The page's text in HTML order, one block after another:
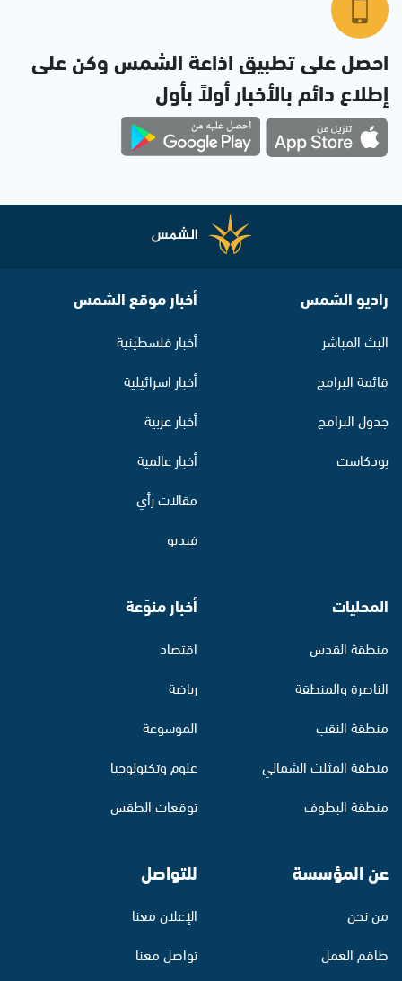
احصل على تطبيق اذاعة الشمس وكن على
إطلاع دائم بالأخبار أولاً بأول
راديو الشمس
البث المباشر
قائمة البرامج
جدول البرامج
بودكاست
أخبار موقع الشمس
أخبار فلسطينية
أخبار اسرائيلية
أخبار عربية
أخبار عالمية
مقالات رأي
فيديو
المحليات
منطقة القدس
الناصرة والمنطقة
منطقة النقب
منطقة المثلث الشمالي
منطقة البطوف
أخبار منوّعة
اقتصاد
رياضة
الموسوعة
علوم وتكنولوجيا
توقعات الطقس
عن المؤسسة
من نحن
طاقم العمل
للتواصل
الإعلان معنا
تواصل معنا